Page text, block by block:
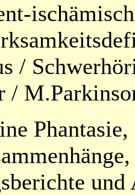
/
/
und